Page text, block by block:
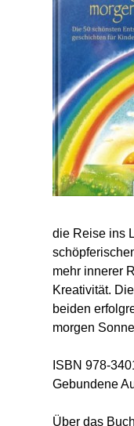
die Reise ins
mehr innerer
Kreativität.
beiden
morgen
ISBN 978-
Gebundene
Über das